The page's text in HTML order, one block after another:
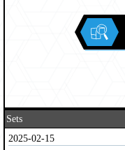
Sets
2025-02-15